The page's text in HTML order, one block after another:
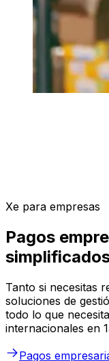
Xe para empresas
Pagos
Tanto si necesitas
soluciones de
todo lo que
internacionales en
Pagos